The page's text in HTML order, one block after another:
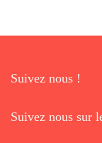
Suivez nous !
Suivez nous sur